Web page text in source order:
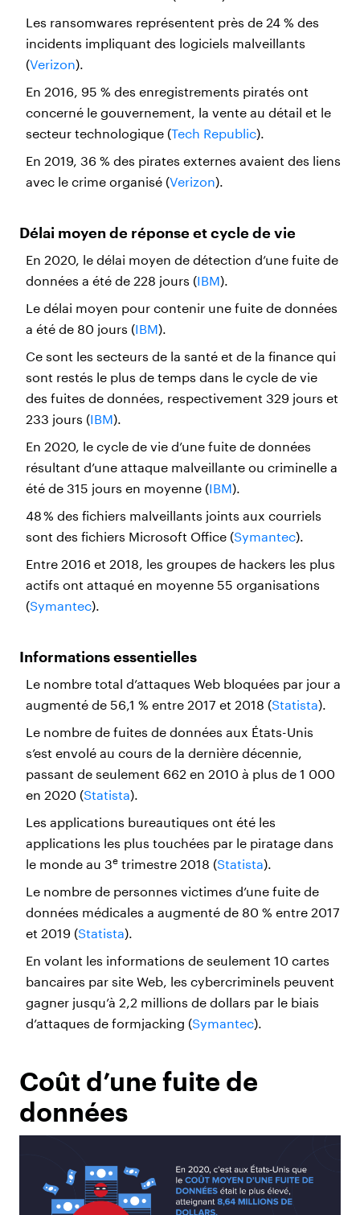
Les ransomwares représentent près de 24 % des
incidents impliquant des logiciels malveillants
(Verizon).
En 2016, 95 % des enregistrements piratés ont
concerné le gouvernement, la vente au détail et le
secteur technologique (Tech Republic).
En 2019, 36 % des pirates externes avaient des liens
avec le crime organisé (Verizon).
Délai moyen de réponse et cycle de vie
En 2020, le délai moyen de détection d’une fuite de
données a été de 228 jours (IBM).
Le délai moyen pour contenir une fuite de données
a été de 80 jours (IBM).
Ce sont les secteurs de la santé et de la finance qui
sont restés le plus de temps dans le cycle de vie
des fuites de données, respectivement 329 jours et
233 jours (IBM).
En 2020, le cycle de vie d’une fuite de données
résultant d’une attaque malveillante ou criminelle a
été de 315 jours en moyenne (IBM).
48 % des fichiers malveillants joints aux courriels
sont des fichiers Microsoft Office (Symantec).
Entre 2016 et 2018, les groupes de hackers les plus
actifs ont attaqué en moyenne 55 organisations
(Symantec).
Informations essentielles
Le nombre total d’attaques Web bloquées par jour a
augmenté de 56,1 % entre 2017 et 2018 (Statista).
Le nombre de fuites de données aux États-Unis
s’est envolé au cours de la dernière décennie,
passant de seulement 662 en 2010 à plus de 1 000
en 2020 (Statista).
Les applications bureautiques ont été les
applications les plus touchées par le piratage dans
le monde au 3e trimestre 2018 (Statista).
Le nombre de personnes victimes d’une fuite de
données médicales a augmenté de 80 % entre 2017
et 2019 (Statista).
En volant les informations de seulement 10 cartes
bancaires par site Web, les cybercriminels peuvent
gagner jusqu’à 2,2 millions de dollars par le biais
d’attaques de formjacking (Symantec).
Coût d’une fuite de
données